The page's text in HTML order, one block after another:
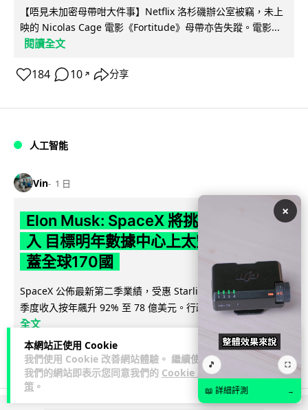
本網站正使用 Cookie
我們使用 Cookie 改善網站體驗。 繼續使用
我們的網站即表示您同意我們的 Cookie 政
策 。
【唔見未加密母帶咁大件事】Netflix 洛杉磯辦公室被竊，未上
映的 Nicolas Cage 電影《Fortitude》母帶亦告失蹤。電影...
閱讀全文
184 10 ↗ 分享
人工智能
Vin 1 日
Elon Musk: SpaceX 將挑戰萬億年收
入 目標明年數據中心上太空 Starlink 覆
蓋全球170國
SpaceX 公佈最新第二季業績，受惠 Starlink 與 AI 業務帶動，
季度收入按年飆升 92% 至 78 億美元。行政總裁 Elon... 閱讀
全文
142 19 ↗ 分享
×
🎵 ⛶
📖 詳細評測 →